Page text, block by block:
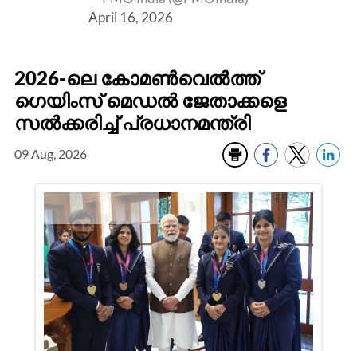
April 16, 2026
2026-ലെ കോമൺവെൽത്ത്
ഗെയിംസ് മെഡൽ ജേതാക്കളെ
സൽക്കരിച്ച് പ്രധാനമന്ത്രി
09 Aug, 2026